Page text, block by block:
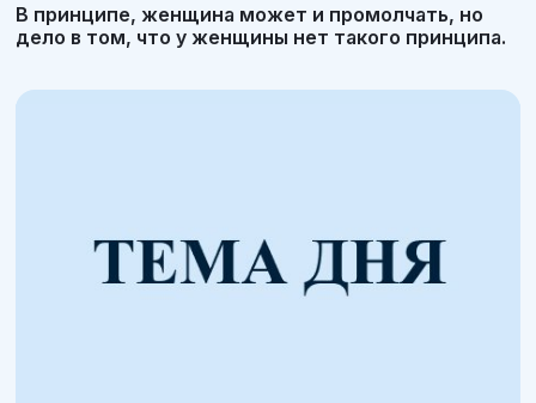
В принципе, женщина может и промолчать, но
дело в том, что у женщины нет такого принципа.